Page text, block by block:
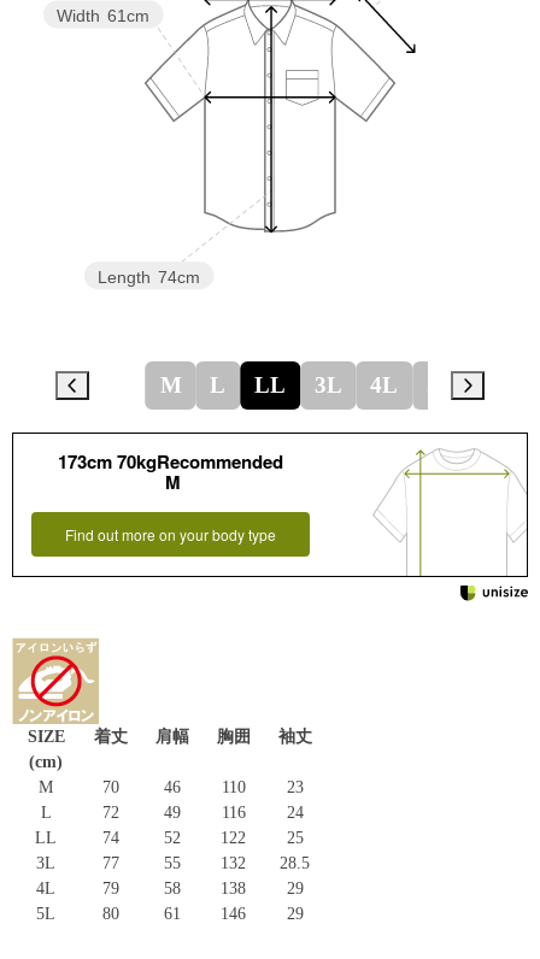
Length 74cm
Width 61cm
M L LL 3L 4L
173cm 70kgRecommended
M
Find out more on your body type
SIZE
(cm)
着丈 肩幅 胸囲 袖丈
M 70 46 110
23
L
72 49 116
24
LL
74 52 122
25
3L
77 55 132
28.5
4L
79 58 138
29
5L
80 61 146 29